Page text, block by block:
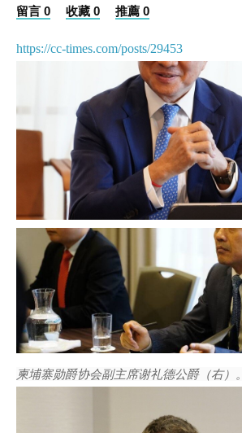
留言 0 收藏 0 推薦 0
https://cc-times.com/posts/29453
柬埔寨勋爵协会副主席谢礼德公爵（右）。